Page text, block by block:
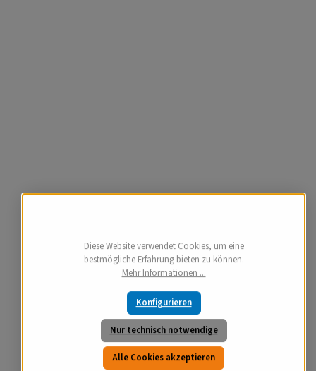
Diese Website verwendet Cookies, um eine
bestmögliche Erfahrung bieten zu können.
Mehr Informationen ...
Nur technisch notwendige
Konfigurieren
Alle Cookies akzeptieren